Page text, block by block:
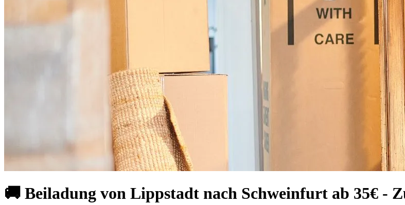
🚚 Beiladung von Lippstadt nach Schweinfurt ab 35€ -